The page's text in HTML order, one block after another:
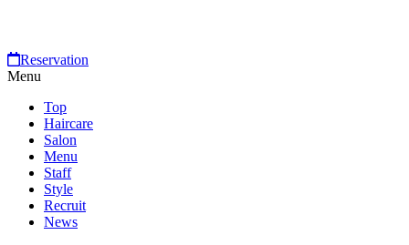
Reservation
Menu
Top
Haircare
Salon
Menu
Staff
Style
Recruit
News